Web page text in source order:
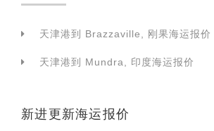
天津港到 Brazzaville, 刚果海运报价
天津港到 Mundra, 印度海运报价
新进更新海运报价